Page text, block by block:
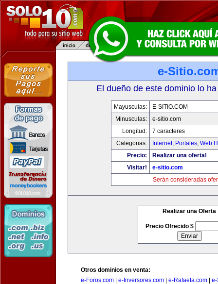
e-
El dueño de este dominio lo
Mayusculas:
E-SITIO.COM
Minusculas:
e-sitio.com
Longitud:
7 caracteres
Categorias:
Internet, Portales, Web
Precio:
Realizar una oferta!
Visitar!
e-sitio.com
Serán consideradas
Realizar una Oferta
Precio Ofrecido $
Otros dominios en venta:
e-Foros.com
e-Inversores.com e-Rafaela.com e-